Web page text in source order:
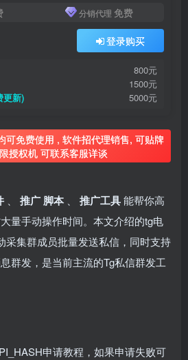
分销代理 免费
登录购买
800元
1500元
更新)
5000元
可免费使用 , 软件招代理销售, 可贴牌
授权机 可联系客服详谈
推广 脚本 推广工具能帮你高
量手动操作时间。本文介绍的tg电
采集群成员批量发送私信，同时支持
群发，是当前主流的Tg私信群发工
申请教程，如果申请失败可